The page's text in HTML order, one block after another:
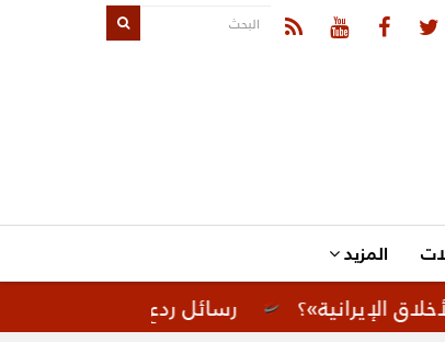
المزيد
رسائل ردع لإيران.. تحركات أمريكية